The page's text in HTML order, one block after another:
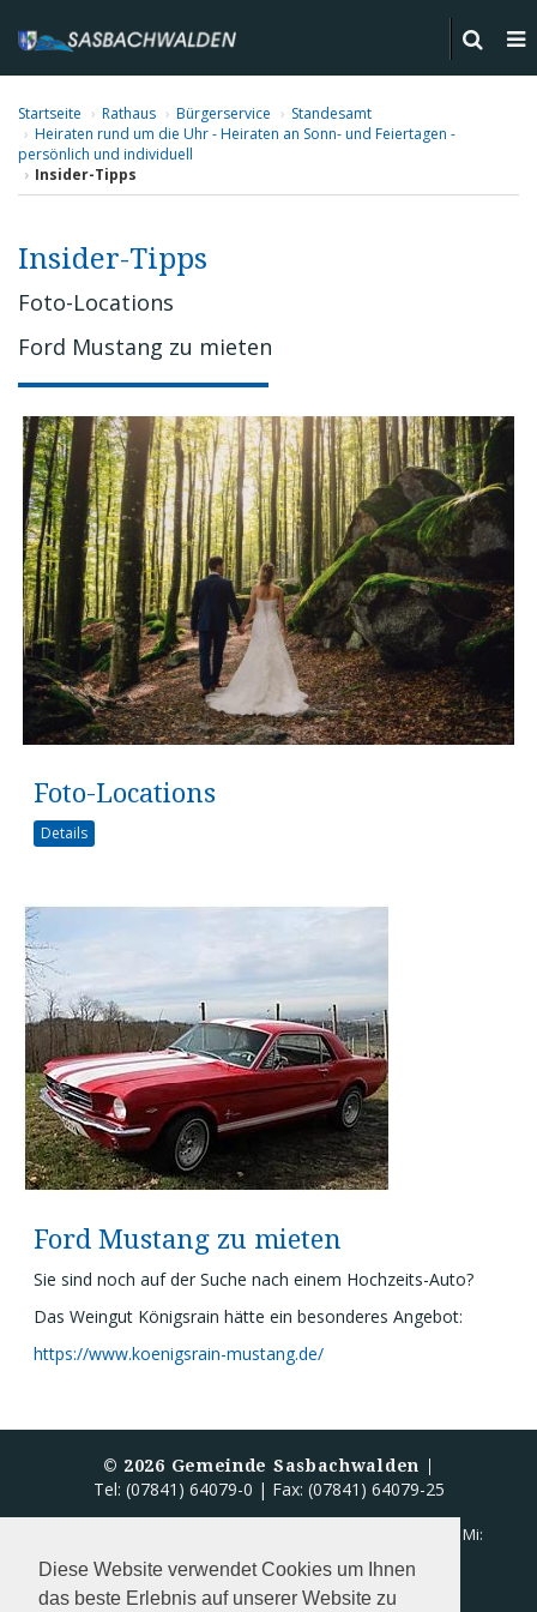
Diese Website verwendet Cookies um Ihnen
das beste Erlebnis auf unserer Website zu
Startseite Rathaus Bürgerservice
Standesamt
Heiraten rund um die Uhr - Heiraten an Sonn- und Feiertagen -
persönlich und individuell
Insider-Tipps
Insider-Tipps
Foto-Locations
Ford Mustang zu mieten
Foto-Locations
Details
Ford Mustang zu mieten
Sie sind noch auf der Suche nach einem Hochzeits-Auto?
Das Weingut Königsrain hätte ein besonderes Angebot:
https://www.koenigsrain-mustang.de/
© 2026 Gemeinde Sasbachwalden |
Tel: (07841) 64079-0 | Fax: (07841) 64079-25
Mo - Fr: 8.00 - 12.00 Uhr | Mi: